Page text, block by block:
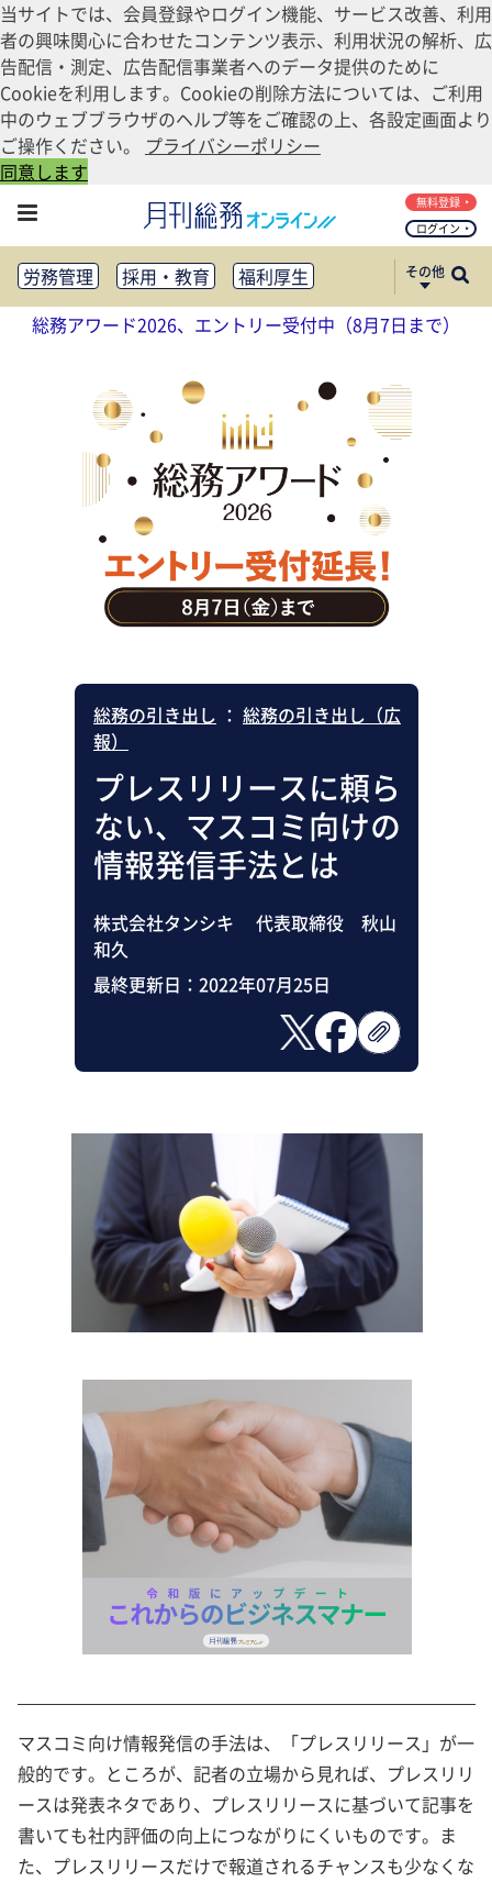
当サイトでは、会員登録やログイン機能、サービス改善、利用
者の興味関心に合わせたコンテンツ表示、利用状況の解析、広
告配信・測定、広告配信事業者へのデータ提供のために
Cookieを利用します。Cookieの削除方法については、ご利用
中のウェブブラウザのヘルプ等をご確認の上、各設定画面より
ご操作ください。 プライバシーポリシー
同意します
ログイン
無料登録
労務管理 採用・教育
福利厚生
健康経営
働き方改革
法務・コンプライアンス
リスクマネジメント・BCP
社外・社内広報
社外・社内コミュニケーション活性化
FM・オフィス移転
CSR・SDGs
テクノロジー活用・DX
助成金・補助金・コスト削減
アウトソーシング・BPO
調査・レポート
その他
総務アワード2026、エントリー受付中（8月7日まで）
総務の引き出し ： 総務の引き出し（広
報）
プレスリリースに頼ら
ない、マスコミ向けの
情報発信手法とは
株式会社タンシキ 代表取締役 秋山
和久
最終更新日： 2022年07月25日
マスコミ向け情報発信の手法は、「プレスリリース」が一
般的です。ところが、記者の立場から見れば、プレスリリ
ースは発表ネタであり、プレスリリースに基づいて記事を
書いても社内評価の向上につながりにくいものです。ま
た、プレスリリースだけで報道されるチャンスも少なくな